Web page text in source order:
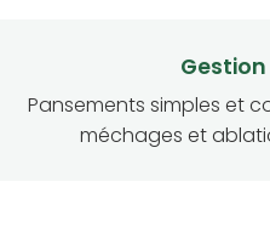
Pansements simples et
méchages et